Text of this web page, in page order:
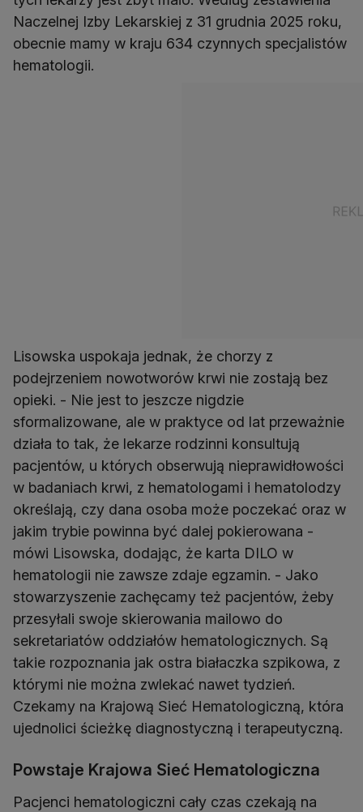
Naczelnej Izby Lekarskiej z 31 grudnia 2025 roku,
obecnie mamy w kraju 634 czynnych specjalistów
hematologii.
Lisowska uspokaja jednak, że chorzy z
podejrzeniem nowotworów krwi nie zostają bez
opieki. - Nie jest to jeszcze nigdzie
sformalizowane, ale w praktyce od lat przeważnie
działa to tak, że lekarze rodzinni konsultują
pacjentów, u których obserwują nieprawidłowości
w badaniach krwi, z hematologami i hematolodzy
określają, czy dana osoba może poczekać oraz w
jakim trybie powinna być dalej pokierowana -
mówi Lisowska, dodając, że karta DILO w
hematologii nie zawsze zdaje egzamin. - Jako
stowarzyszenie zachęcamy też pacjentów, żeby
przesyłali swoje skierowania mailowo do
sekretariatów oddziałów hematologicznych. Są
takie rozpoznania jak ostra białaczka szpikowa, z
którymi nie można zwlekać nawet tydzień.
Czekamy na Krajową Sieć Hematologiczną, która
ujednolici ścieżkę diagnostyczną i terapeutyczną.
Powstaje Krajowa Sieć Hematologiczna
Pacjenci hematologiczni cały czas czekają na